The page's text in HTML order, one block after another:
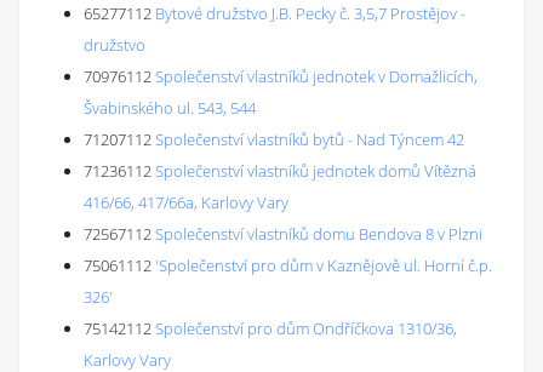
65277112 Bytové družstvo J.B. Pecky č. 3,5,7 Prostějov -
družstvo
70976112Společenství vlastníků jednotek v Domažlicích,
Švabinského ul. 543, 544
71207112Společenství vlastníků bytů - Nad Týncem 42
71236112Společenství vlastníků jednotek domů Vítězná
416/66, 417/66a, Karlovy Vary
72567112Společenství vlastníků domu Bendova 8 v Plzni
75061112'Společenství pro dům v Kaznějově ul. Horní č.p.
326'
75142112Společenství pro dům Ondříčkova 1310/36,
Karlovy Vary